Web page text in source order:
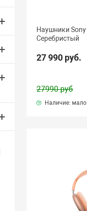
Наушники Sony
Серебристый
27 990 руб.
27990 руб
Наличие: мало